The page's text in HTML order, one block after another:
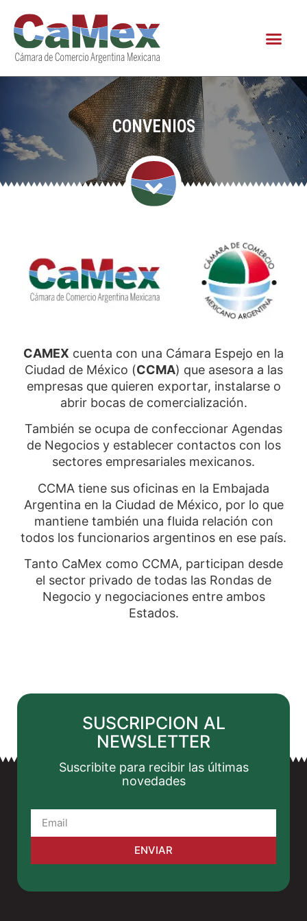
CONVENIOS
CAMEX cuenta con una Cámara Espejo en la
Ciudad de México (CCMA) que asesora a las
empresas que quieren exportar, instalarse o
abrir bocas de comercialización.
También se ocupa de confeccionar Agendas
de Negocios y establecer contactos con los
sectores empresariales mexicanos.
CCMA tiene sus oficinas en la Embajada
Argentina en la Ciudad de México, por lo que
mantiene también una fluida relación con
todos los funcionarios argentinos en ese país.
Tanto CaMex como CCMA, participan desde
el sector privado de todas las Rondas de
Negocio y negociaciones entre ambos
Estados.
SUSCRIPCION AL
NEWSLETTER
Suscribite para recibir las últimas
novedades
ENVIAR